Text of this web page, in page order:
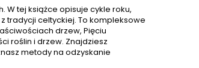
W tej książce opisuje cykle roku,
tradycji celtyckiej. To kompleksowe
drzew, Pięciu
roślin i drzew. Znajdziesz
metody na odzyskanie